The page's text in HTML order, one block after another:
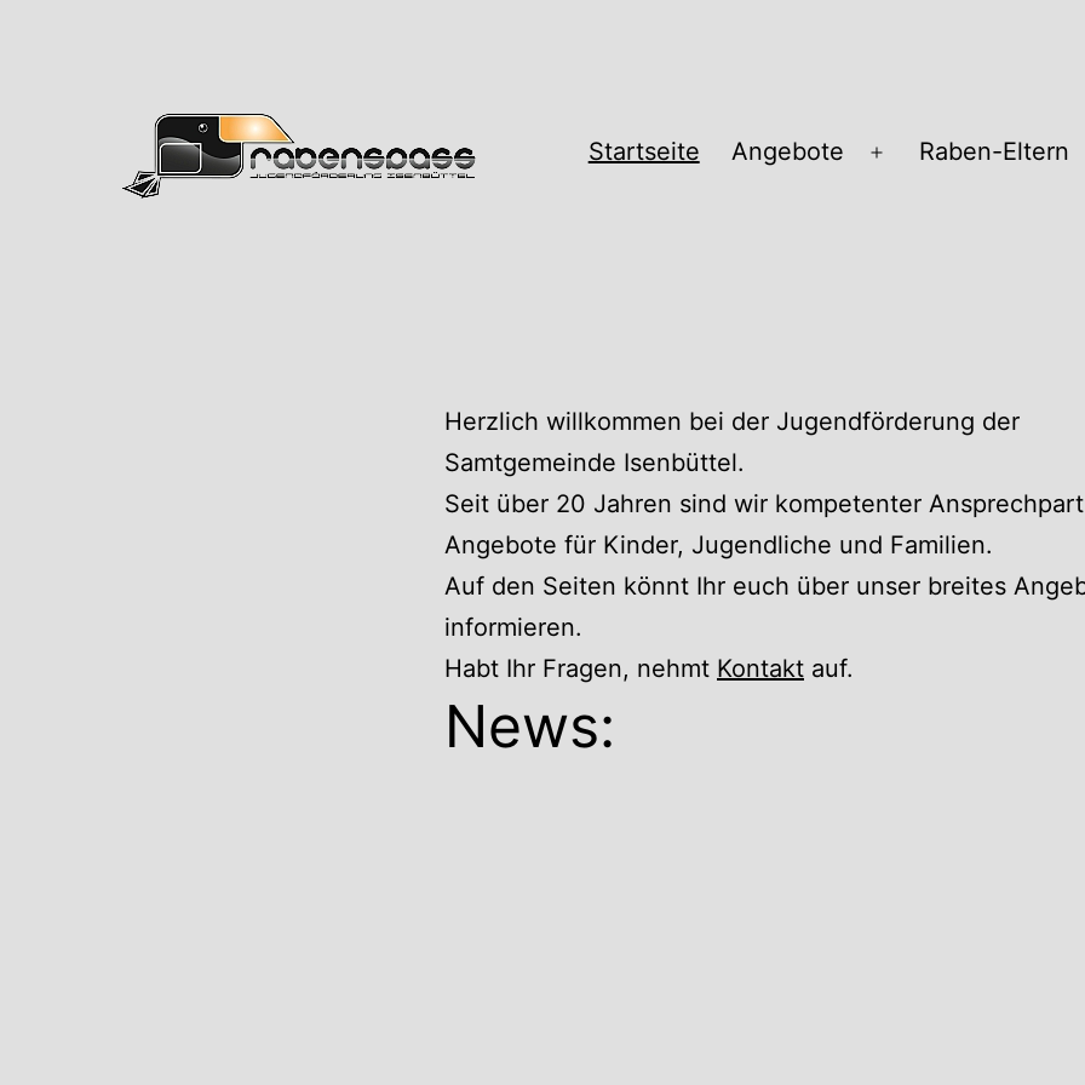
Startseite Angebote
Menü
Raben-Eltern
Herzlich willkommen bei der Jugendförderung der
Samtgemeinde Isenbüttel.
Seit über 20 Jahren sind wir kompetenter
Angebote für Kinder, Jugendliche und Familien.
Auf den Seiten könnt Ihr euch über unser breites
informieren.
Habt Ihr Fragen, nehmt Kontakt auf.
News: